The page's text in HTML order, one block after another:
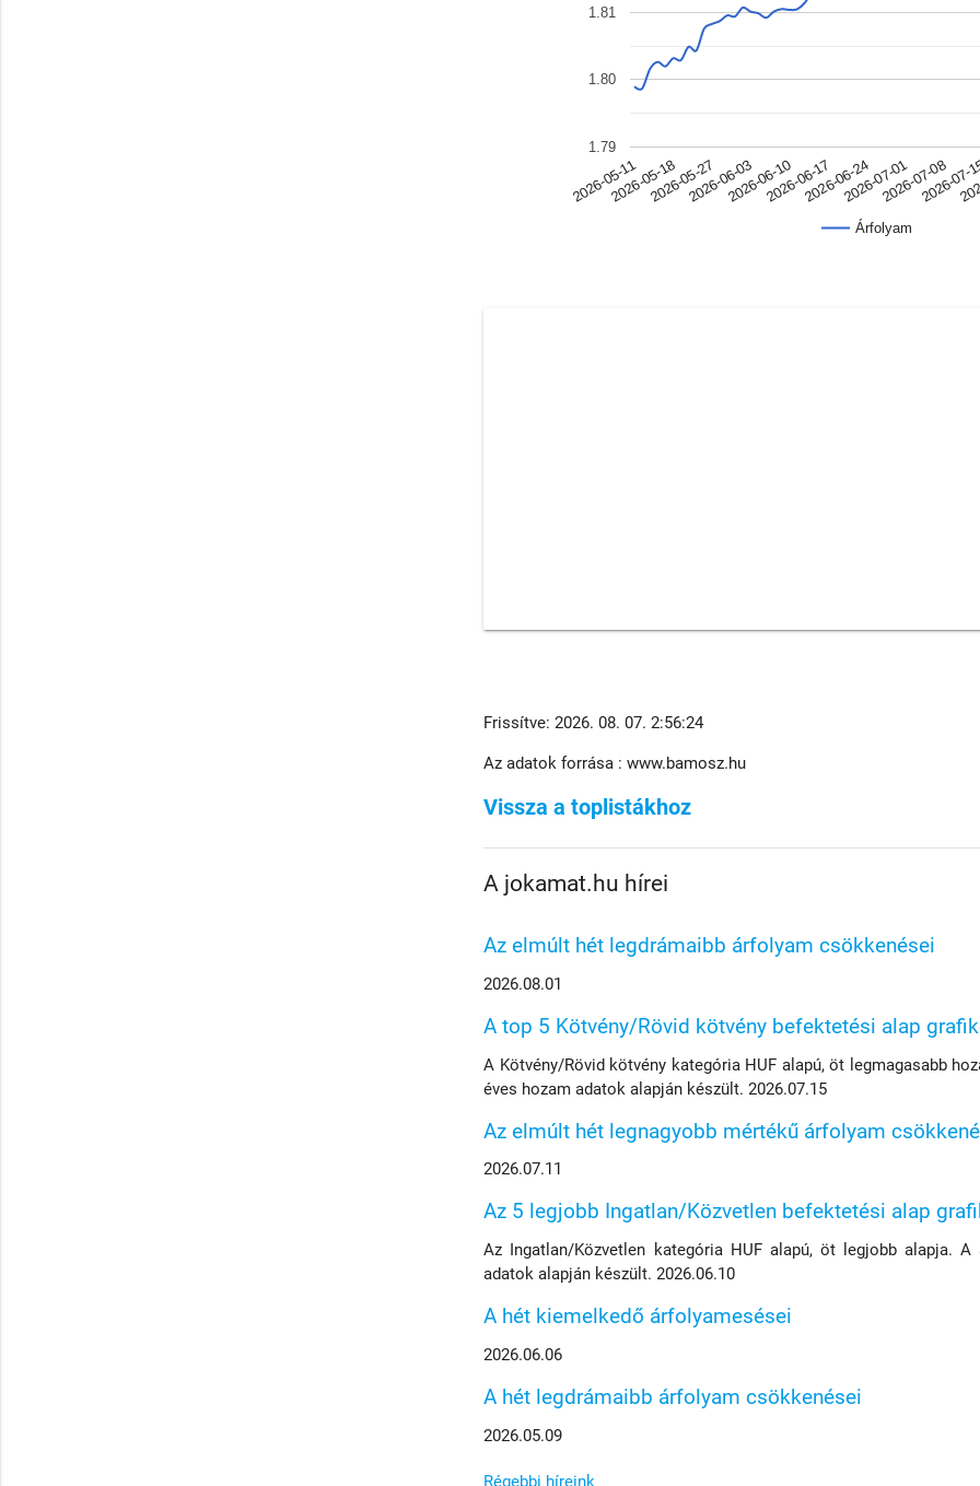
Árfolyam
2026-05-112026-05-182026-05-272026-06-032026-06-102026-06-172026-06-242026-07-012026-07-08
2026-
1.79
1.80
1.81
Frissítve: 2026. 08. 07. 2:56:24
Az adatok forrása : www.bamosz.hu
Vissza a toplistákhoz
A jokamat.hu hírei
Az elmúlt hét legdrámaibb árfolyam csökkenései
2026.08.01
A top 5 Kötvény/Rövid kötvény befektetési alap
A Kötvény/Rövid kötvény kategória HUF alapú, öt legmagasabb
éves hozam adatok alapján készült. 2026.07.15
Az elmúlt hét legnagyobb mértékű árfolyam
2026.07.11
Az 5 legjobb Ingatlan/Közvetlen befektetési alap
Az Ingatlan/Közvetlen kategória HUF alapú, öt legjobb alapja. A
adatok alapján készült. 2026.06.10
A hét kiemelkedő árfolyamesései
2026.06.06
A hét legdrámaibb árfolyam csökkenései
2026.05.09
Régebbi híreink